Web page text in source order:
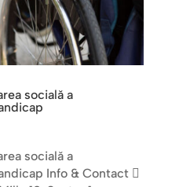
socială a
socială a
Info & Contact 